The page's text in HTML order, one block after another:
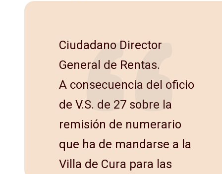
Ciudadano Director
General de Rentas.
A consecuencia del oficio
de V.S. de 27 sobre la
remisión de numerario
que ha de mandarse a la
Villa de Cura para las